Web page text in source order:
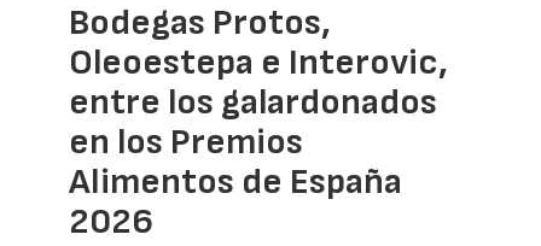
Bodegas Protos,
Oleoestepa e Interovic,
entre los galardonados
en los Premios
Alimentos de España
2026